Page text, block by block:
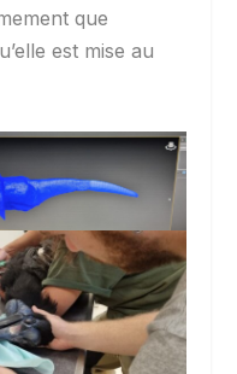
que
est mise au